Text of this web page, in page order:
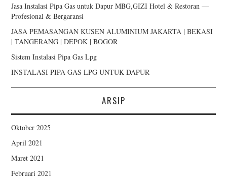
Jasa Instalasi Pipa Gas untuk Dapur MBG,GIZI Hotel & Restoran —
Profesional & Bergaransi
JASA PEMASANGAN KUSEN ALUMINIUM JAKARTA | BEKASI
| TANGERANG | DEPOK | BOGOR
Sistem Instalasi Pipa Gas Lpg
INSTALASI PIPA GAS LPG UNTUK DAPUR
ARSIP
Oktober 2025
April 2021
Maret 2021
Februari 2021